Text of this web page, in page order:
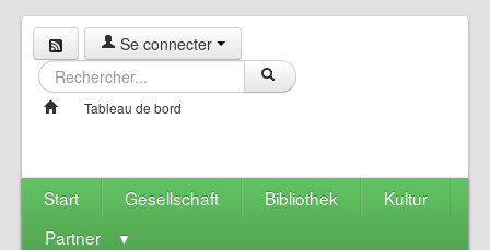
Se connecter
Tableau de bord
Start Gesellschaft Bibliothek
Kultur
Partner
▼